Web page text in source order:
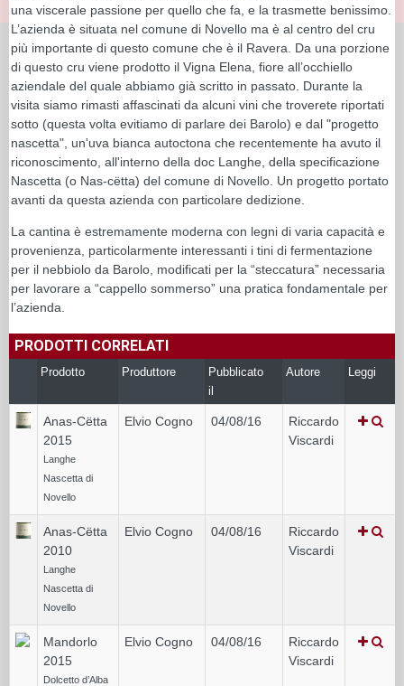
una viscerale passione per quello che fa, e la trasmette benissimo.
L’azienda è situata nel comune di Novello ma è al centro del cru
più importante di questo comune che è il Ravera. Da una porzione
di questo cru viene prodotto il Vigna Elena, fiore all’occhiello
aziendale del quale abbiamo già scritto in passato. Durante la
visita siamo rimasti affascinati da alcuni vini che troverete riportati
sotto (questa volta evitiamo di parlare dei Barolo) e dal "progetto
nascetta", un'uva bianca autoctona che recentemente ha avuto il
riconoscimento, all'interno della doc Langhe, della specificazione
Nascetta (o Nas-cëtta) del comune di Novello. Un progetto portato
avanti da questa azienda con particolare dedizione.
La cantina è estremamente moderna con legni di varia capacità e
provenienza, particolarmente interessanti i tini di fermentazione
per il nebbiolo da Barolo, modificati per la “steccatura” necessaria
per lavorare a “cappello sommerso” una pratica fondamentale per
l’azienda.
PRODOTTI CORRELATI
Prodotto Produttore
Pubblicato
il
Autore Leggi
Anas-Cëtta
2015
Langhe
Nascetta di
Novello
Elvio Cogno 04/08/16
Riccardo
Viscardi
Anas-Cëtta
2010
Langhe
Nascetta di
Novello
Elvio Cogno 04/08/16
Riccardo
Viscardi
Mandorlo
2015
Dolcetto d’Alba
Elvio Cogno 04/08/16
Riccardo
Viscardi